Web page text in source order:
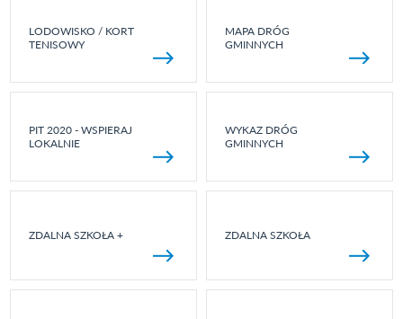
LODOWISKO / KORT
TENISOWY
MAPA DRÓG
GMINNYCH
PIT 2020 - WSPIERAJ
LOKALNIE
WYKAZ DRÓG
GMINNYCH
ZDALNA SZKOŁA + ZDALNA SZKOŁA